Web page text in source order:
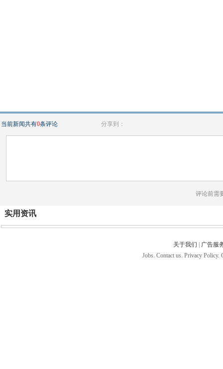
当前新闻共有0条评论 分享到：
评论前需
实用资讯
关于我们
广告服
Jobs. Contact us. Privacy